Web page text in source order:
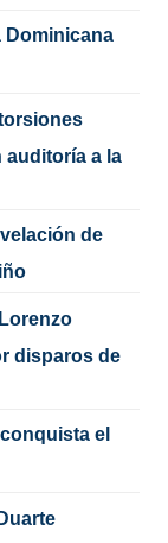
Dominicana
auditoría a la
de
disparos de
el